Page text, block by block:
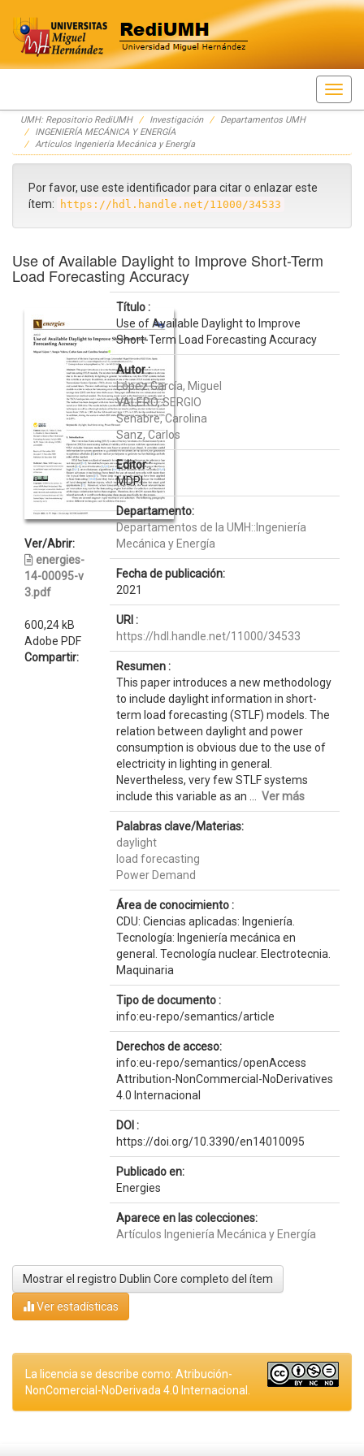
Skip
navigation
UMH: Repositorio RediUMH Investigación
Departamentos UMH
INGENIERÍA MECÁNICA Y ENERGÍA
Artículos Ingeniería Mecánica y Energía
Por favor, use este identificador para citar o enlazar este
ítem:
https://hdl.handle.net/11000/34533
Use of Available Daylight to Improve Short-Term
Load Forecasting Accuracy
Ver/Abrir:
energies-
14-00095-v
3.pdf
600,24 kB
Adobe PDF
Compartir:
Título :
Use of Available Daylight to Improve
Short-Term Load Forecasting Accuracy
Autor :
López García, Miguel
VALERO, SERGIO
Senabre, Carolina
Sanz, Carlos
Editor :
MDPI
Departamento:
Departamentos de la UMH::Ingeniería
Mecánica y Energía
Fecha de publicación:
2021
URI :
https://hdl.handle.net/11000/34533
Resumen :
This paper introduces a new methodology
to include daylight information in short-
term load forecasting (STLF) models. The
relation between daylight and power
consumption is obvious due to the use of
electricity in lighting in general.
Nevertheless, very few STLF systems
include this variable as an ... Ver más
Palabras clave/Materias:
daylight
load forecasting
Power Demand
Área de conocimiento :
CDU: Ciencias aplicadas: Ingeniería.
Tecnología: Ingeniería mecánica en
general. Tecnología nuclear. Electrotecnia.
Maquinaria
Tipo de documento :
info:eu-repo/semantics/article
Derechos de acceso:
info:eu-repo/semantics/openAccess
Attribution-NonCommercial-NoDerivatives
4.0 Internacional
DOI :
https://doi.org/10.3390/en14010095
Publicado en:
Energies
Aparece en las colecciones:
Artículos Ingeniería Mecánica y Energía
Mostrar el registro Dublin Core completo del ítem
Ver estadísticas
La licencia se describe como: Atribución-
NonComercial-NoDerivada 4.0 Internacional.